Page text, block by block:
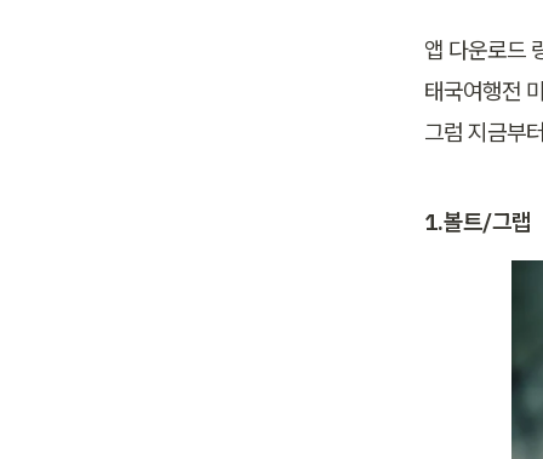
앱 다운로드
태국여행전
그럼 지금부
1.볼트/그랩